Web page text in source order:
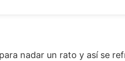
nadar un rato y así se